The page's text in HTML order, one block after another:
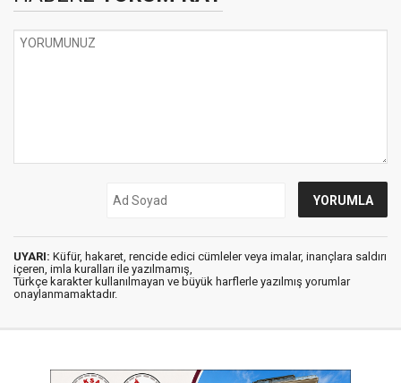
UYARI: Küfür, hakaret, rencide edici cümleler veya imalar, inançlara saldırı
içeren, imla kuralları ile yazılmamış,
Türkçe karakter kullanılmayan ve büyük harflerle yazılmış yorumlar
onaylanmamaktadır.